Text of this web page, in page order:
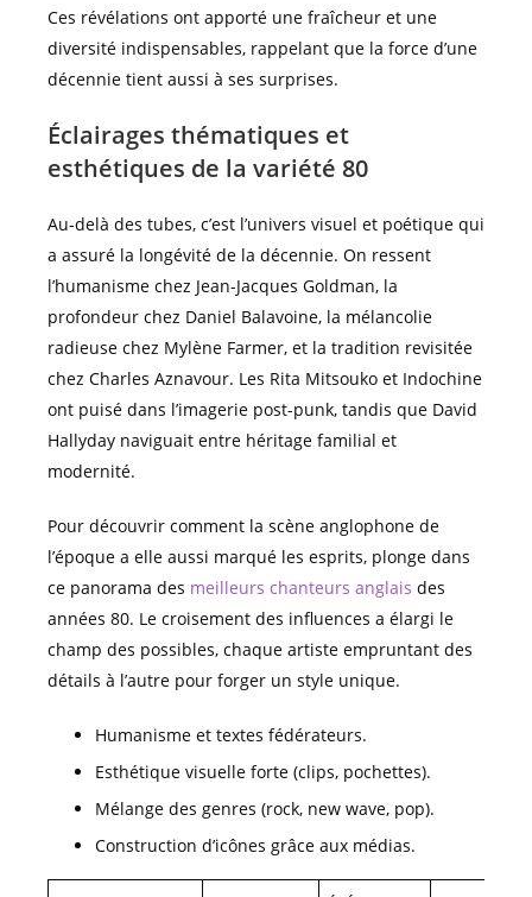
Ces révélations ont apporté une fraîcheur et une
diversité indispensables, rappelant que la force d’une
décennie tient aussi à ses surprises.
Éclairages thématiques et
esthétiques de la variété 80
Au-delà des tubes, c’est l’univers visuel et poétique qui
a assuré la longévité de la décennie. On ressent
l’humanisme chez Jean-Jacques Goldman, la
profondeur chez Daniel Balavoine, la mélancolie
radieuse chez Mylène Farmer, et la tradition revisitée
chez Charles Aznavour. Les Rita Mitsouko et Indochine
ont puisé dans l’imagerie post-punk, tandis que David
Hallyday naviguait entre héritage familial et
modernité.
Pour découvrir comment la scène anglophone de
l’époque a elle aussi marqué les esprits, plonge dans
ce panorama des meilleurs chanteurs anglais des
années 80. Le croisement des influences a élargi le
champ des possibles, chaque artiste empruntant des
détails à l’autre pour forger un style unique.
Humanisme et textes fédérateurs.
Esthétique visuelle forte (clips, pochettes).
Mélange des genres (rock, new wave, pop).
Construction d’icônes grâce aux médias.